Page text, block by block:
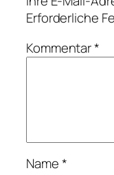
Erforderliche
Kommentar*
Name*